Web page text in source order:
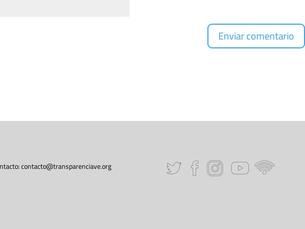
contacto@transparenciave.org